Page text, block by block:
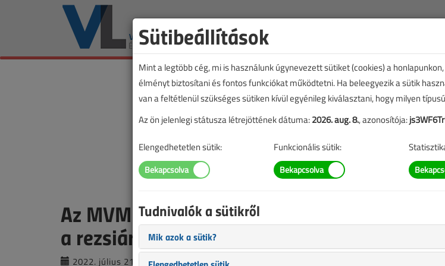
Az MVM lakossági ügyfeleknek szóló
a rezsiárváltozásról
2022. július 21. | VL online | 3513 |
Sütibeállítások
Mint a legtöbb cég, mi is használunk úgynevezett sütiket (cookies) a
élményt biztosítani és fontos funkciókat működtetni. Ha beleegyezik a sütik
van a feltétlenül szükséges sütiken kívül egyénileg kiválasztani, hogy milyen
Az ön jelenlegi státusza létrejöttének dátuma:2026. aug. 8., azonosítója:
Elengedhetetlen sütik: Funkcionális sütik:
Tudnivalók a sütikről
Mik azok a sütik?